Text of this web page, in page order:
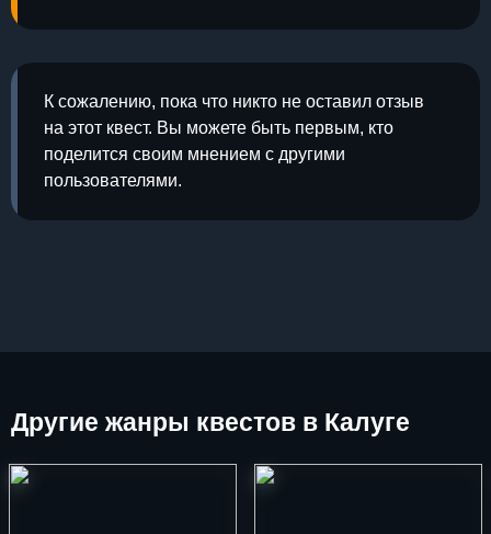
К сожалению, пока что никто не оставил отзыв
на этот квест. Вы можете быть первым, кто
поделится своим мнением с другими
пользователями.
Другие жанры квестов в Калуге